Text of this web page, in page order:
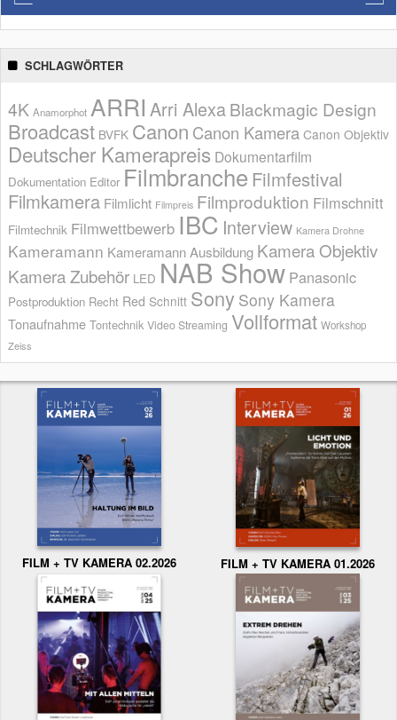
SCHLAGWÖRTER
4K Anamorphot ARRI Arri AlexaBlackmagic Design
Broadcast BVFK Canon Canon Kamera Canon Objektiv
Deutscher Kamerapreis Dokumentarfilm
Dokumentation Editor Filmbranche Filmfestival
Filmkamera Filmlicht Filmpreis Filmproduktion Filmschnitt
Filmtechnik Filmwettbewerb IBC Interview Kamera Drohne
Kameramann Kameramann Ausbildung Kamera Objektiv
Kamera Zubehör LED NAB Show Panasonic
Postproduktion Recht Red Schnitt Sony Sony Kamera
Tonaufnahme Tontechnik Video Streaming Vollformat Workshop
Zeiss
FILM + TV KAMERA 02.2026 FILM + TV KAMERA 01.2026